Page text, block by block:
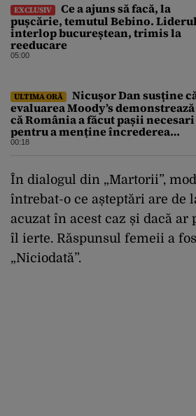
EXCLUSIV
Ce a ajuns să facă, la
pușcărie, temutul Bebino. Liderul
interlop bucureștean, trimis la
reeducare
05:00
ULTIMA ORĂ
Nicușor Dan susține
evaluarea Moody’s demonstrează
că România a făcut pașii necesari
pentru a menține încrederea
investitorilor: „Totuși,
00:18
În dialogul din „Martorii”,
întrebat-o ce așteptări are de
acuzat în acest caz și dacă ar
îl ierte. Răspunsul femeii a
„Niciodată”.